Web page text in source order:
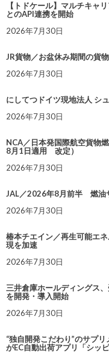
【トドケール】マルチキャ
とのAPI連携を開始
2026年7月30日
JR貨物／お盆休み期間の貨
2026年7月30日
にしてつドイツ現地法人 シ
2026年7月30日
NCA／日本発国際航空貨物
8月1日適用 改定）
2026年7月30日
JAL／2026年8月前半 燃油
2026年7月30日
椿本チエイン／再生可能エ
現を加速
2026年7月30日
三井倉庫ホールディングス
を開発・導入開始
2026年7月30日
“独自開発こだわり”のサプ
がEC自動出荷アプリ「シッ